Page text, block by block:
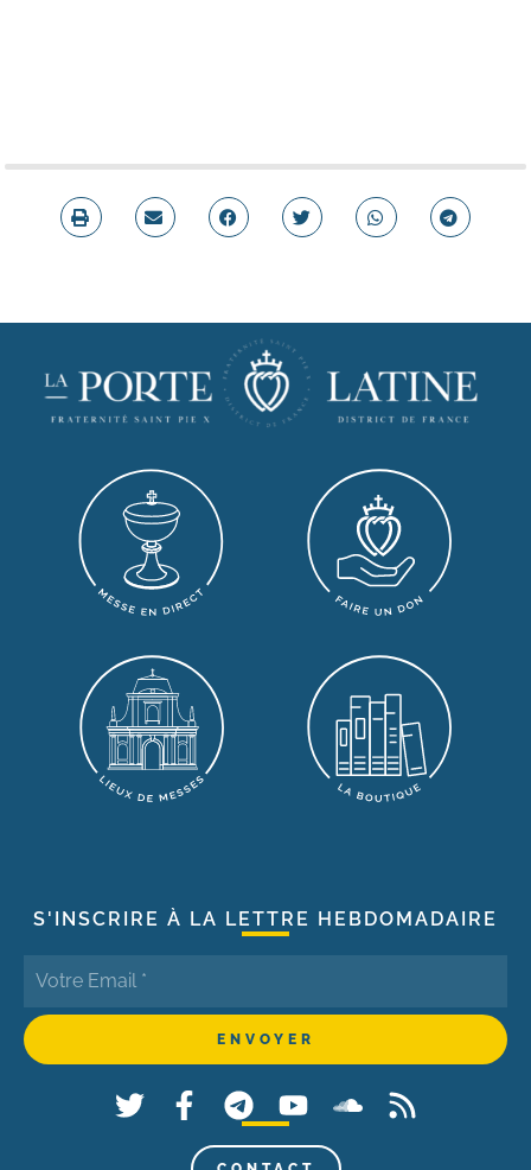
S'INSCRIRE À LA LETTRE HEBDOMADAIRE